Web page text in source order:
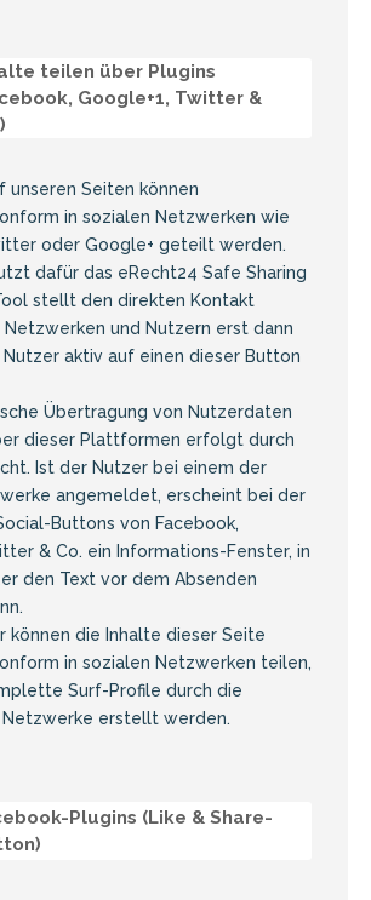
teilen über Plugins
Google+1, Twitter &
unseren Seiten können
in sozialen Netzwerken wie
oder Google+ geteilt werden.
dafür das eRecht24 Safe Sharing
stellt den direkten Kontakt
Netzwerken und Nutzern erst dann
Nutzer aktiv auf einen dieser Button
Übertragung von Nutzerdaten
dieser Plattformen erfolgt durch
Ist der Nutzer bei einem der
angemeldet, erscheint bei der
Buttons von Facebook,
& Co. ein Informations-Fenster, in
den Text vor dem Absenden
können die Inhalte dieser Seite
in sozialen Netzwerken teilen,
Surf-Profile durch die
erstellt werden.
Plugins (Like & Share-